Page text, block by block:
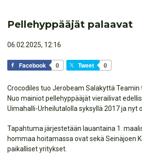
Pellehyppääjät palaavat
06.02.2025, 12:16
Facebook 0 Tweet 0
Crocodiles tuo Jerobeam Salakyttä Teamin
Nuo mainiot pellehyppääjät vierailivat
Uimahalli-Urheilutalolla syksyllä 2017 ja nyt
Tapahtuma järjestetään lauantaina 1.
hommaa hoitamassa ovat sekä Seinäjoen
paikalliset yritykset.